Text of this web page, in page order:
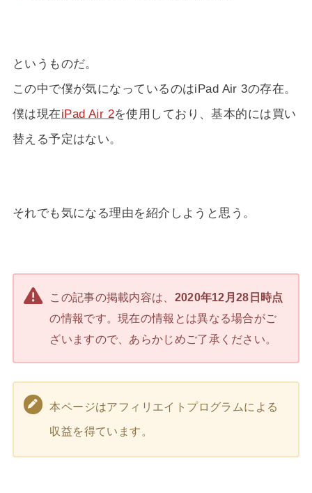
というものだ。
この中で僕が気になっているのはiPad Air 3の存在。
僕は現在iPad Air 2を使用しており、基本的には買い
替える予定はない。
それでも気になる理由を紹介しようと思う。
この記事の掲載内容は、 2020年12月28日時点
の情報です。現在の情報とは異なる場合がご
ざいますので、あらかじめご了承ください。
本ページはアフィリエイトプログラムによる
収益を得ています。